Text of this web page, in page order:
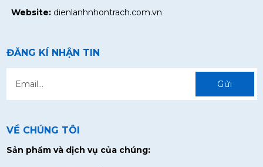
Website:dienlanhnhontrach.com.vn
ĐĂNG KÍ NHẬN TIN
Gửi
VỀ CHÚNG TÔI
Sản phẩm và dịch vụ của chúng: